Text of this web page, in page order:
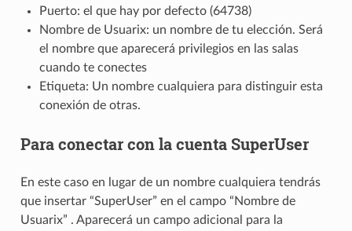
Puerto: el que hay por defecto (64738)
Nombre de Usuarix: un nombre de tu elección. Será
el nombre que aparecerá privilegios en las salas
cuando te conectes
Etiqueta: Un nombre cualquiera para distinguir esta
conexión de otras.
Para conectar con la cuenta SuperUser
En este caso en lugar de un nombre cualquiera tendrás
que insertar “SuperUser” en el campo “Nombre de
Usuarix” . Aparecerá un campo adicional para la